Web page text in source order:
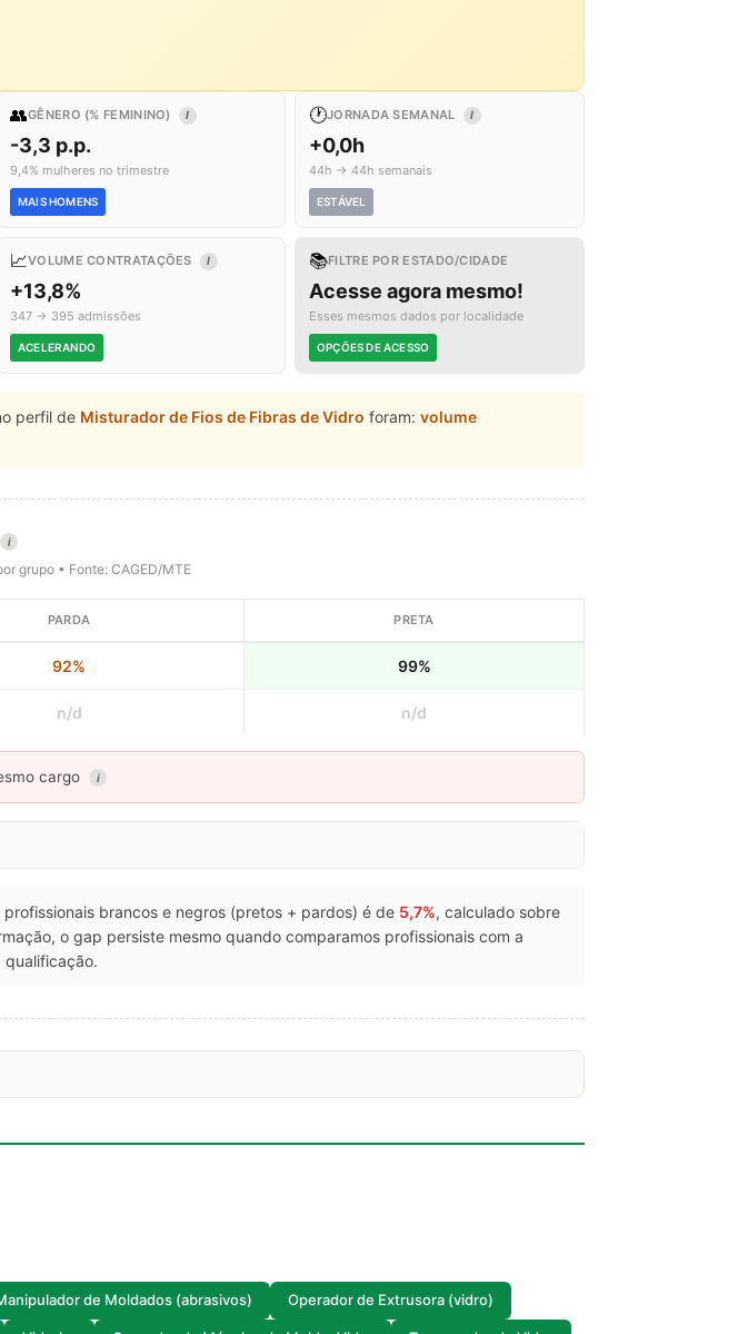
👥GÊNERO (% FEMININO) I
-3,3 p.p.
9,4% mulheres no trimestre
MAIS HOMENS
🕐JORNADA SEMANAL I
+0,0h
44h → 44h semanais
ESTÁVEL
📈VOLUME CONTRATAÇÕES I
+13,8%
347 → 395 admissões
ACELERANDO
📚FILTRE POR ESTADO/CIDADE
Acesse agora mesmo!
Esses mesmos dados por localidade
OPÇÕES DE ACESSO
perfil de Misturador de Fios de Fibras de Vidro foram: volume
i
grupo • Fonte: CAGED/MTE
PARDA PRETA
92% 99%
n/d n/d
cargo i
brancos e negros (pretos + pardos) é de 5,7%, calculado sobre
o gap persiste mesmo quando comparamos profissionais com a
de Moldados (abrasivos) Operador de Extrusora (vidro)